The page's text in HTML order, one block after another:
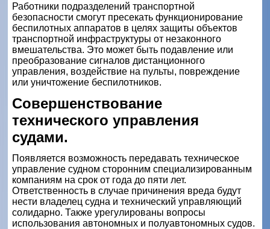
Работники подразделений транспортной
безопасности смогут пресекать функционирование
беспилотных аппаратов в целях защиты объектов
транспортной инфраструктуры от незаконного
вмешательства. Это может быть подавление или
преобразование сигналов дистанционного
управления, воздействие на пульты, повреждение
или уничтожение беспилотников.
Совершенствование
технического управления
судами.
Появляется возможность передавать техническое
управление судном сторонним специализированным
компаниям на срок от года до пяти лет.
Ответственность в случае причинения вреда будут
нести владелец судна и технический управляющий
солидарно. Также урегулированы вопросы
использования автономных и полуавтономных судов.